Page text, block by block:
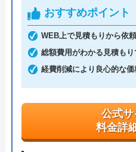
創業・設立 ―
本社所在地
〒860-
埼玉県さ
おすすめポイント
WEB上で見積もりから依
総額費用がわかる見積もり
経費削減により良心的な
公式
料金詳